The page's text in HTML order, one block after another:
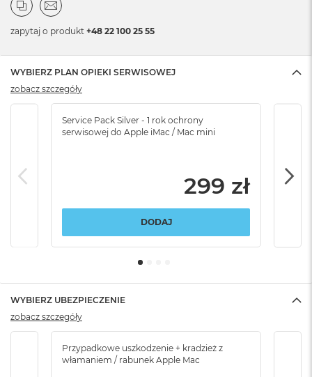
zapytaj o produkt +48 22 100 25 55
WYBIERZ PLAN OPIEKI SERWISOWEJ
Service Pack Silver - 1 rok ochrony
serwisowej do Apple iMac / Mac mini
299 zł
DODAJ
zobacz szczegóły
WYBIERZ UBEZPIECZENIE
Przypadkowe uszkodzenie + kradzież z
włamaniem / rabunek Apple Mac
zobacz szczegóły